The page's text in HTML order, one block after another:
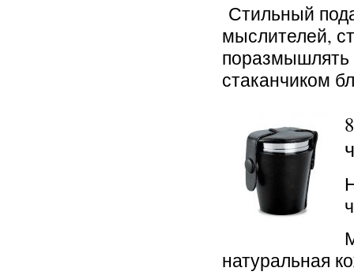
Стильный
мыслителей,
поразмышлять
стаканчиком
натуральная